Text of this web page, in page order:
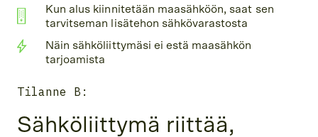
Kun alus kiinnitetään maasähköön, saat sen
tarvitseman lisätehon sähkövarastosta
Näin sähköliittymäsi ei estä maasähkön
tarjoamista
Tilanne B:
Sähköliittymä riittää,